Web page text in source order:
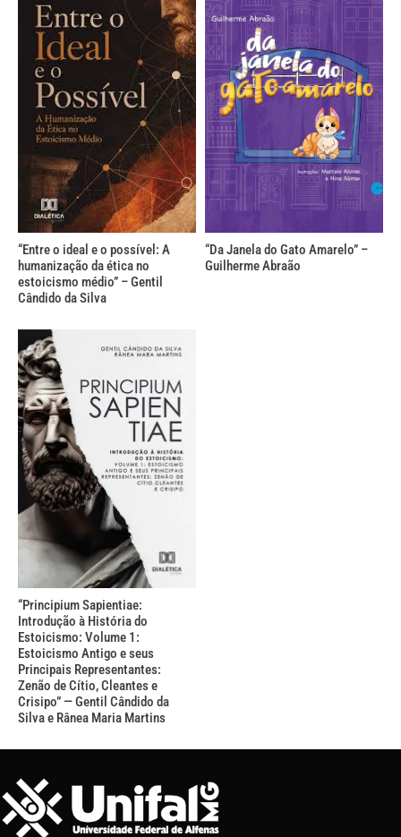
“Entre o ideal e o possível: A
humanização da ética no
estoicismo médio” – Gentil
Cândido da Silva
“Da Janela do Gato Amarelo” –
Guilherme Abraão
“Principium Sapientiae:
Introdução à História do
Estoicismo: Volume 1:
Estoicismo Antigo e seus
Principais Representantes:
Zenão de Cítio, Cleantes e
Crisipo” — Gentil Cândido da
Silva e Rânea Maria Martins